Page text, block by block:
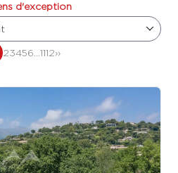
d'exception
23456 1112››